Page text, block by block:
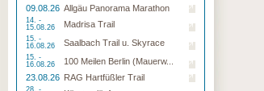
09.08.26 Allgäu Panorama Marathon
14. -
15.08.26
Madrisa Trail
15. -
16.08.26
Saalbach Trail u. Skyrace
15. -
16.08.26
100 Meilen Berlin (Mauerw...
23.08.26 RAG Hartfüßler Trail
28. -